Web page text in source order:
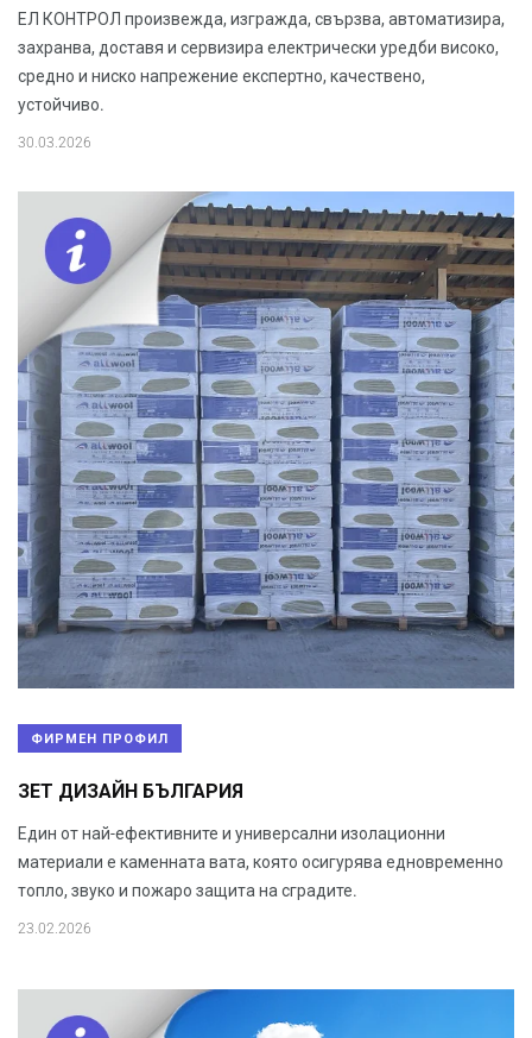
ЕЛ КОНТРОЛ произвежда, изгражда, свързва, автоматизира,
захранва, доставя и сервизира електрически уредби високо,
средно и ниско напрежение експертно, качествено,
устойчиво.
30.03.2026
ФИРМЕН ПРОФИЛ
ЗЕТ ДИЗАЙН БЪЛГАРИЯ
Един от най-ефективните и универсални изолационни
материали е каменната вата, която осигурява едновременно
топло, звуко и пожаро защита на сградите.
23.02.2026